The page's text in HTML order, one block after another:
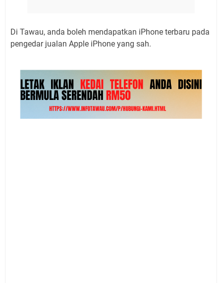
Di Tawau, anda boleh mendapatkan iPhone terbaru pada
pengedar jualan Apple iPhone yang sah.